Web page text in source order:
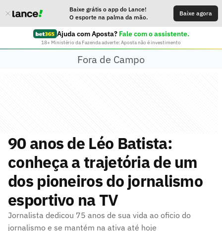
Baixe grátis o app do Lance!
O esporte na palma da mão.
Baixe agora
Ajuda com Aposta? Fale com o assistente.
18+ Ministério da Fazenda adverte: Aposta não é investimento
Fora de Campo
90 anos de Léo Batista:
conheça a trajetória de um
dos pioneiros do jornalismo
esportivo na TV
Jornalista dedicou 75 anos de sua vida ao oficio do
jornalismo e se mantém na ativa até hoje